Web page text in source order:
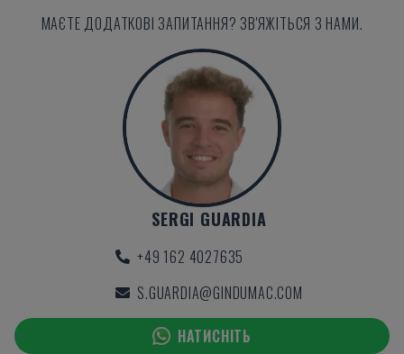
МАЄТЕ ДОДАТКОВІ ЗАПИТАННЯ? ЗВ'ЯЖІТЬСЯ З НАМИ.
SERGI GUARDIA
+49 162 4027635
S.GUARDIA@GINDUMAC.COM
НАТИСНІТЬ